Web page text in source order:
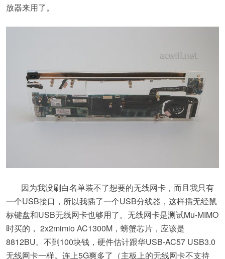
放器来用了。
因为我没刷白名单装不了想要的无线网卡，而且我只有
一个USB接口，所以我插了一个USB分线器，这样插无经鼠
标键盘和USB无线网卡也够用了。无线网卡是测试Mu-MIMO
时买的， 2x2mimio AC1300M，螃蟹芯片，应该是
8812BU。不到100块钱，硬件估计跟华USB-AC57 USB3.0
无线网卡一样。连上5G爽多了（主板上的无线网卡不支持